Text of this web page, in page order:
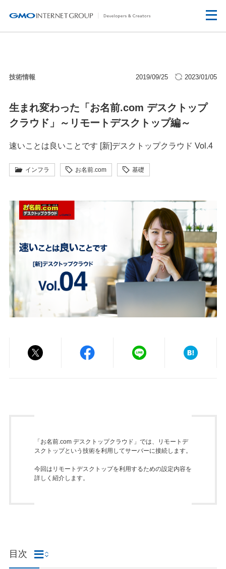
技術情報 2019/09/25 2023/01/05
生まれ変わった「お名前.com デスクトップ
クラウド」～リモートデスクトップ編～
速いことは良いことです [新]デスクトップクラウド Vol.4
インフラ お名前.com 基礎
「お名前.com デスクトップクラウド」では、リモートデ
スクトップという技術を利用してサーバーに接続します。
今回はリモートデスクトップを利用するための設定内容を
詳しく紹介します。
目次